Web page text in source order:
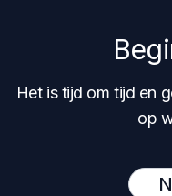
Het is tijd om tijd en
op